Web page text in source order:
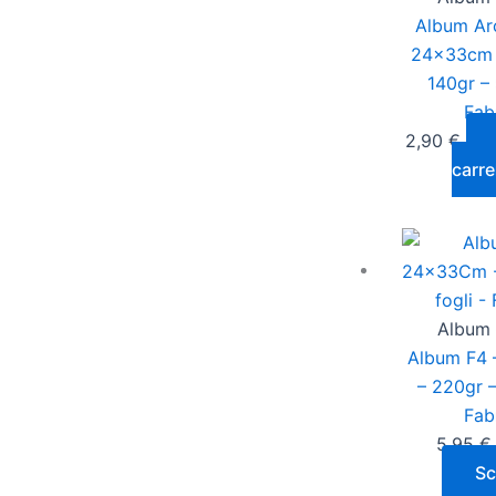
Album
24x33cm
140gr
2,90€
Album
Album F4
– 220gr
5,95€